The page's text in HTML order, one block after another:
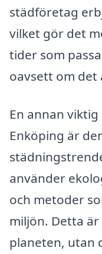
städföretag
vilket gör det
tider som
oavsett om det
En annan
Enköping är
använder
och metoder
miljön. Detta
planeten, utan